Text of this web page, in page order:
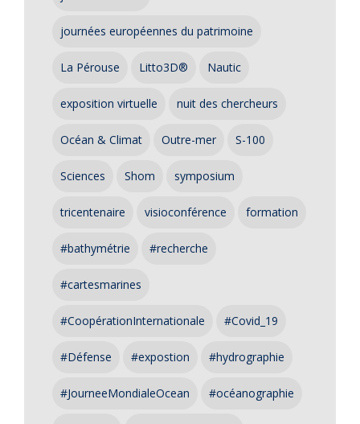
journées européennes du patrimoine
La Pérouse Litto3D® Nautic
exposition virtuelle nuit des chercheurs
Océan & Climat Outre-mer S-100
Sciences Shom symposium
tricentenaire visioconférence formation
#bathymétrie #recherche
#cartesmarines
#CoopérationInternationale #Covid_19
#Défense #expostion #hydrographie
#JourneeMondialeOcean #océanographie